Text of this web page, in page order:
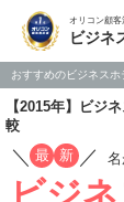
オリコン顧客
ビジネ
おすすめのビジネス
【2015年】ビジ
較
／ 最 新 ／